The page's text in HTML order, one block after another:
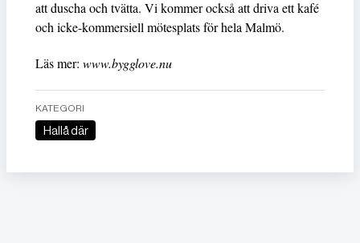
att duscha och tvätta. Vi kommer också att driva ett kafé
och icke-kommersiell mötesplats för hela Malmö.
Läs mer: www.bygglove.nu
KATEGORI
Hallå där